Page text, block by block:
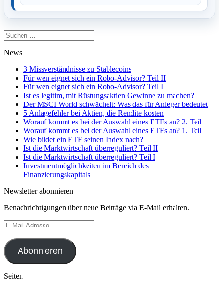
Suchen
nach:
News
3 Missverständnisse zu Stablecoins
Für wen eignet sich ein Robo-Advisor? Teil II
Für wen eignet sich ein Robo-Advisor? Teil I
Ist es legitim, mit Rüstungsaktien Gewinne zu machen?
Der MSCI World schwächelt: Was das für Anleger bedeutet
5 Anlagefehler bei Aktien, die Rendite kosten
Worauf kommt es bei der Auswahl eines ETFs an? 2. Teil
Worauf kommt es bei der Auswahl eines ETFs an? 1. Teil
Wie bildet ein ETF seinen Index nach?
Ist die Marktwirtschaft überreguliert? Teil II
Ist die Marktwirtschaft überreguliert? Teil I
Investmentmöglichkeiten im Bereich des
Finanzierungskapitals
Newsletter abonnieren
Benachrichtigungen über neue Beiträge via E-Mail erhalten.
E-
Mail-
Adresse
Abonnieren
Seiten